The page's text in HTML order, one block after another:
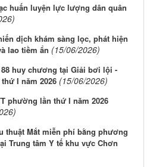
huấn luyện lực lượng dân quân
dịch khám sàng lọc, phát hiện
lao tiềm ẩn (15/06/2026)
huy chương tại Giải bơi lội -
I năm 2026 (15/06/2026)
phường lần thứ I năm 2026
thuật Mắt miễn phí bằng phương
Trung tâm Y tế khu vực Chơn